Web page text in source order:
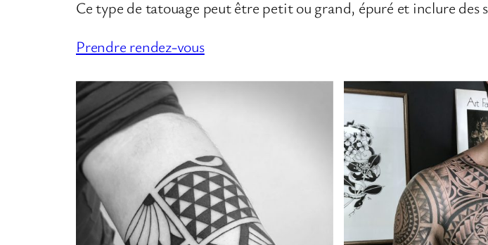
Ce type de tatouage peut être petit ou grand, épuré et inclure des
Prendre rendez-vous